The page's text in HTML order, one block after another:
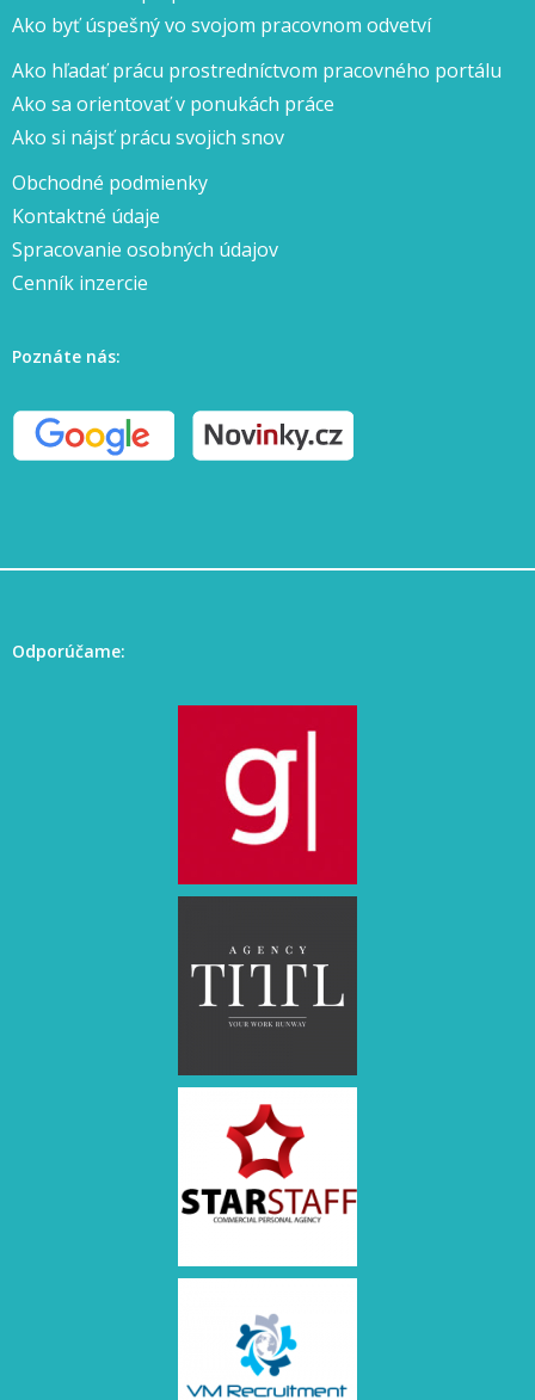
Ako byť úspešný vo svojom pracovnom odvetví
Ako hľadať prácu prostredníctvom pracovného portálu
Ako sa orientovať v ponukách práce
Ako si nájsť prácu svojich snov
Obchodné podmienky
Kontaktné údaje
Spracovanie osobných údajov
Cenník inzercie
Poznáte nás:
Odporúčame: